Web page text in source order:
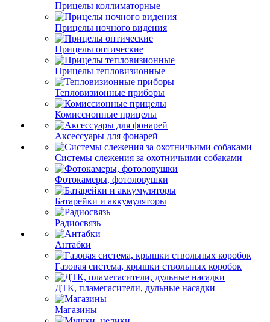
Прицелы коллиматорные
Прицелы ночного видения
Прицелы оптические
Прицелы тепловизионные
Тепловизионные приборы
Комиссионные прицелы
Аксессуары для фонарей
Системы слежения за охотничьими собаками
Фотокамеры, фотоловушки
Батарейки и аккумуляторы
Радиосвязь
Антабки
Газовая система, крышки ствольных коробок
ДТК, пламегасители, дульные насадки
Магазины